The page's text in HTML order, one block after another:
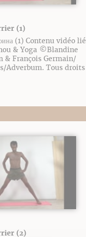
(1)
(1) Contenu vidéo lié
& Yoga ©️Blandine
& François Germain/
Adverbum. Tous droits
(2)